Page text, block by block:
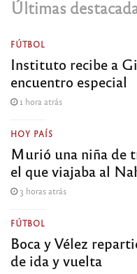
Últimas
FÚTBOL
Instituto recibe a
encuentro especial
1 hora atrás
HOY PAÍS
Murió una niña de
el que viajaba al
3 horas atrás
FÚTBOL
Boca y Vélez
de ida y vuelta